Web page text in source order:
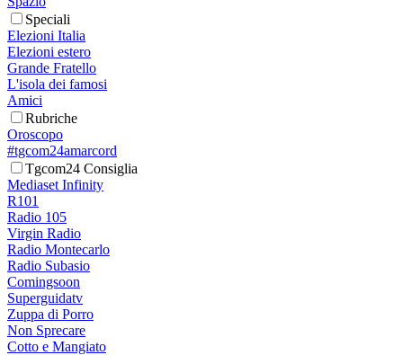
Speciali
Elezioni Italia
Elezioni estero
Grande Fratello
L'isola dei famosi
Amici
Rubriche
Oroscopo
#tgcom24amarcord
Tgcom24 Consiglia
Mediaset Infinity
R101
Radio 105
Virgin Radio
Radio Montecarlo
Radio Subasio
Comingsoon
Superguidatv
Zuppa di Porro
Non Sprecare
Cotto e Mangiato